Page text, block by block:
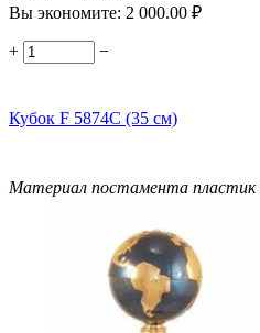
Вы экономите: 2 000.00 ₽
+ −
Кубок F 5874C (35 см)
Материал постамента пластик